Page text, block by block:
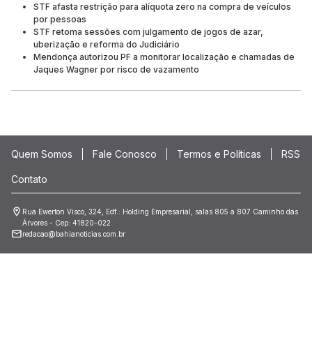
STF afasta restrição para alíquota zero na compra de veículos
por pessoas
STF retoma sessões com julgamento de jogos de azar,
uberização e reforma do Judiciário
Mendonça autorizou PF a monitorar localização e chamadas de
Jaques Wagner por risco de vazamento
Quem Somos Fale Conosco Termos e Políticas RSS
Contato
Rua Ewerton Visco, 324, Edf.: Holding Empresarial, salas 805 a 807 Caminho das
Árvores - Cep: 41820-022
redacao@bahianoticias.com.br